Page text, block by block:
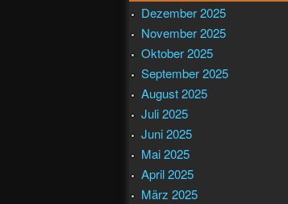
Dezember 2025
November 2025
Oktober 2025
September 2025
August 2025
Juli 2025
Juni 2025
Mai 2025
April 2025
März 2025